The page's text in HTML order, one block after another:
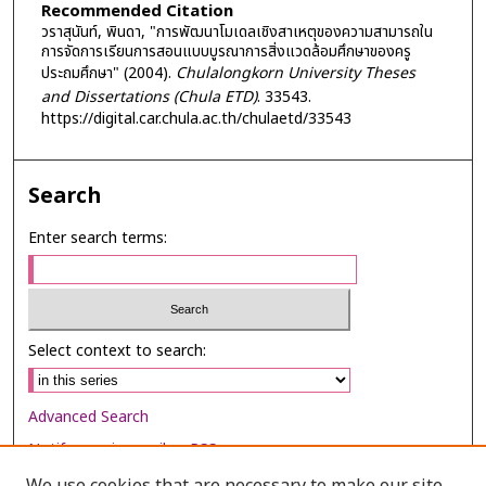
Recommended Citation
วราสุนันท์, พินดา, "การพัฒนาโมเดลเชิงสาเหตุของความสามารถใน
การจัดการเรียนการสอนแบบบูรณาการสิ่งแวดล้อมศึกษาของครู
ประถมศึกษา" (2004). Chulalongkorn University Theses
and Dissertations (Chula ETD). 33543.
https://digital.car.chula.ac.th/chulaetd/33543
Search
Enter search terms:
Select context to search:
Advanced Search
Notify me via email orRSS